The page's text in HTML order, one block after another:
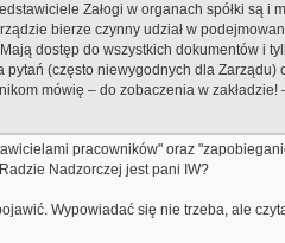
Załogi w organach spółki
bierze czynny udział w
dostęp do wszystkich dokumentów i
(często niewygodnych dla Zarządu)
mówię – do zobaczenia w
pracowników" oraz
Nadzorczej jest pani IW?
Wypowiadać się nie trzeba, ale